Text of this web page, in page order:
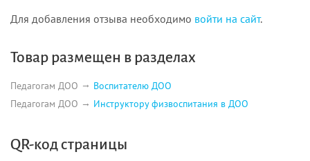
Для добавления отзыва необходимо войти на сайт.
Товар размещен в разделах
Педагогам ДОО
Воспитателю ДОО
Педагогам ДОО
Инструктору физвоспитания в ДОО
QR-код страницы